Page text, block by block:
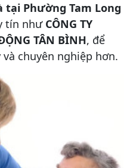
tại Phường Tam Long
tín như CÔNG TY
TÂN BÌNH, để
chuyên nghiệp hơn.